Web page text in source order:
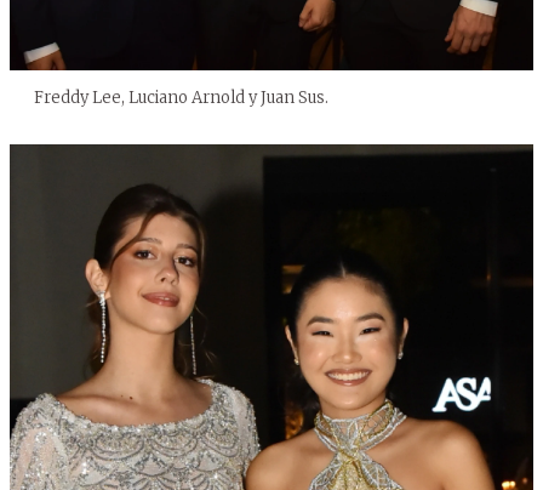
Freddy Lee, Luciano Arnold y Juan Sus.